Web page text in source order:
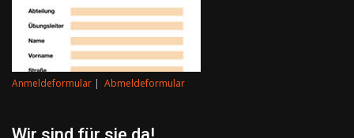
Anmeldeformular | Abmeldeformular